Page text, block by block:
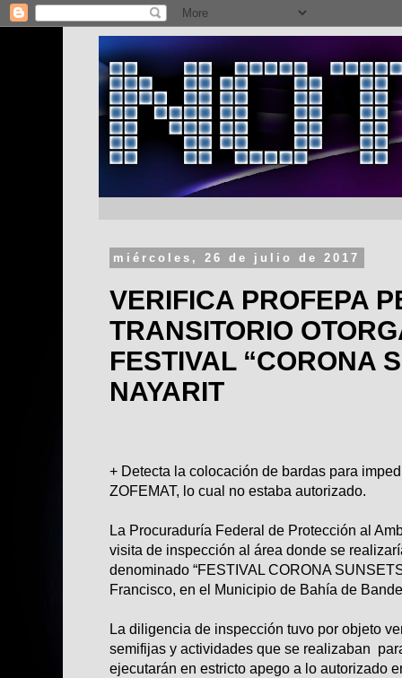
miércoles, 26 de julio de 2017
VERIFICA PROFEPA
TRANSITORIO
FESTIVAL “CORONA
NAYARIT
+ Detecta la colocación de bardas para
ZOFEMAT, lo cual no estaba autorizado.
La Procuraduría Federal de Protección al
visita de inspección al área donde se
denominado “FESTIVAL CORONA
Francisco, en el Municipio de Bahía de
La diligencia de inspección tuvo por objeto
semifijas y actividades que se realizaban
ejecutarán en estricto apego a lo autorizado